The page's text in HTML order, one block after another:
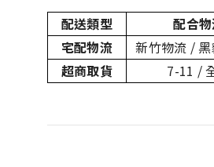
配送類型 配合
宅配物流
新竹物流 /
超商取貨
7-11 /